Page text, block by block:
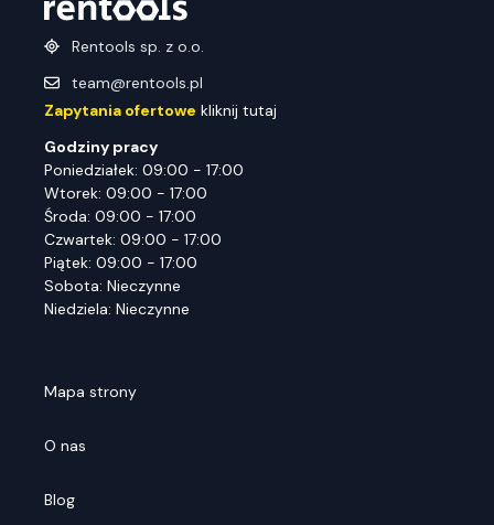
Rentools sp. z o.o.
team@rentools.pl
Zapytania ofertowe kliknij tutaj
Godziny pracy
Poniedziałek: 09:00 - 17:00
Wtorek: 09:00 - 17:00
Środa: 09:00 - 17:00
Czwartek: 09:00 - 17:00
Piątek: 09:00 - 17:00
Sobota: Nieczynne
Niedziela: Nieczynne
Mapa strony
O nas
Blog